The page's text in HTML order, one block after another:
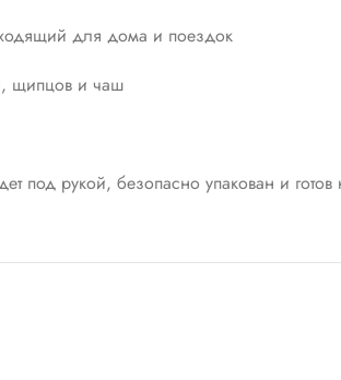
для дома и поездок
щипцов и чаш
под рукой, безопасно упакован и